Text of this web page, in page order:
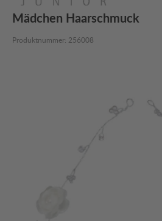
Mädchen Haarschmuck
Produktnummer: 256008